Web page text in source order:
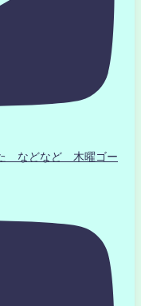
などなど 木曜ゴー